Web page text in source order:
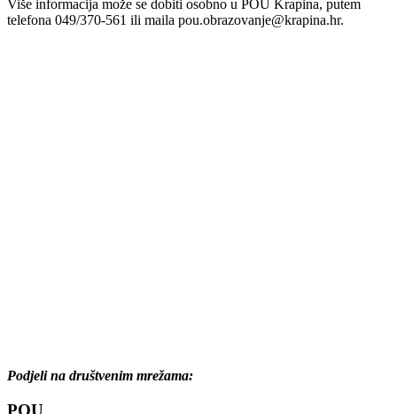
Više informacija može se dobiti osobno u POU Krapina, putem
telefona 049/370-561 ili maila pou.obrazovanje@krapina.hr.
Podjeli na društvenim mrežama:
POU